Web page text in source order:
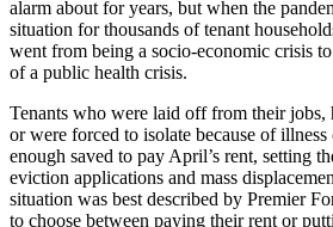
alarm about for years, but when the
situation for thousands of tenant
went from being a socio-economic crisis
of a public health crisis.
Tenants who were laid off from their jobs,
or were forced to isolate because of
enough saved to pay April’s rent, setting
eviction applications and mass
situation was best described by Premier
to choose between paying their rent or